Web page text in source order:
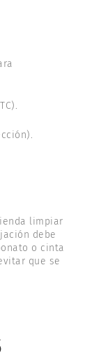
limpiar
debe
o cinta
que se